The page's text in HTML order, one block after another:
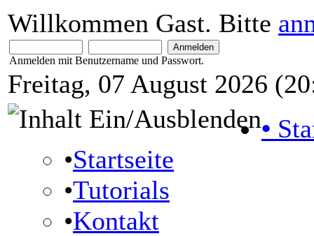
Willkommen Gast. Bitte
Anmelden mit Benutzername und Passwort.
Freitag, 07 August 2026
•
•Startseite
•Tutorials
•Kontakt